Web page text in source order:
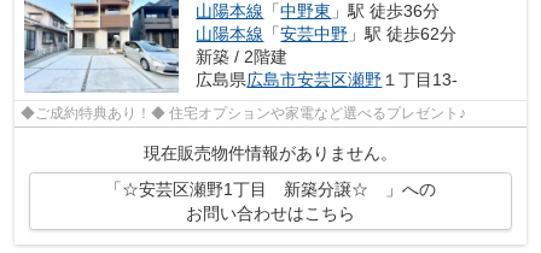
山陽本線 「中野東 」駅 徒歩36分
山陽本線 「安芸中野 」駅 徒歩62分
新築 / 2階建
広島県広島市安芸区瀬野 １丁目13-
◆ご成約特典あり！◆ 住宅オプションや家電など選べるプレゼント♪
現在販売物件情報がありません。
「☆安芸区瀬野1丁目 新築分譲☆ 」への
お問い合わせはこちら